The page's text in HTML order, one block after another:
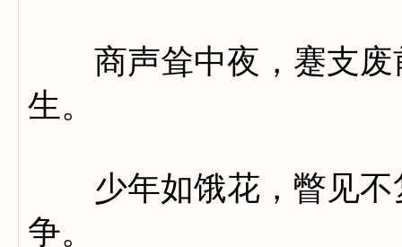
商声耸中夜，蹇支废
生。
少年如饿花，瞥见不
争。